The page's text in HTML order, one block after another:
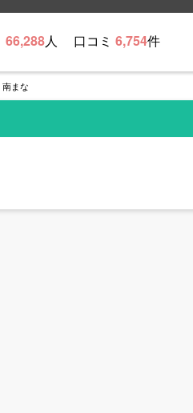
66,288人 口コミ 6,754件
南まな